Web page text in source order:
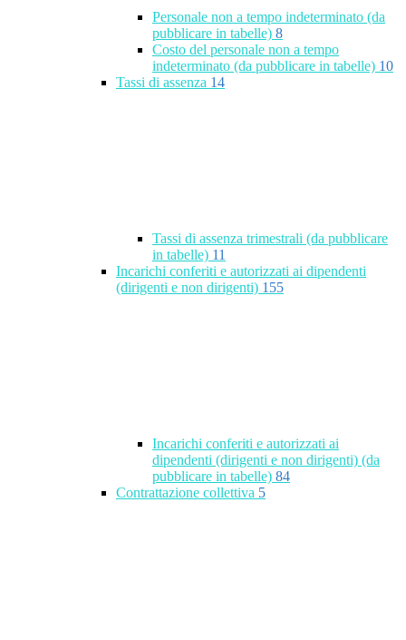
Personale non a tempo indeterminato (da
pubblicare in tabelle) 8
Costo del personale non a tempo
indeterminato (da pubblicare in tabelle) 10
Tassi di assenza 14
Tassi di assenza trimestrali (da pubblicare
in tabelle) 11
Incarichi conferiti e autorizzati ai dipendenti
(dirigenti e non dirigenti) 155
Incarichi conferiti e autorizzati ai
dipendenti (dirigenti e non dirigenti) (da
pubblicare in tabelle) 84
Contrattazione collettiva 5